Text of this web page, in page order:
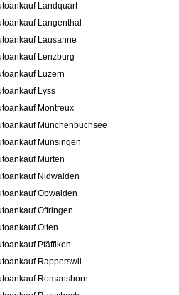
Landquart
Langenthal
Lausanne
Lenzburg
Luzern
Lyss
Montreux
Münchenbuchsee
Münsingen
Murten
Nidwalden
Obwalden
Oftringen
Olten
Pfäffikon
Rapperswil
Romanshorn